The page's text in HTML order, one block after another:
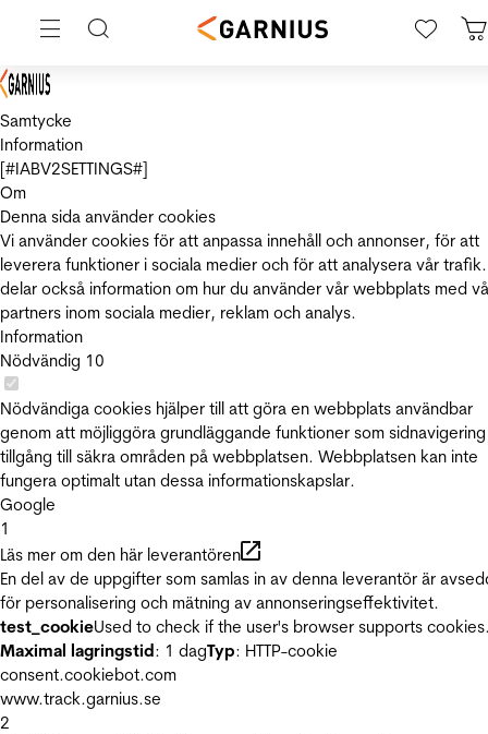
Samtycke
Information
[#IABV2SETTINGS#]
Om
Denna sida använder cookies
Vi använder cookies för att anpassa innehåll och annonser, för att
leverera funktioner i sociala medier och för att analysera vår
delar också information om hur du använder vår webbplats med
partners inom sociala medier, reklam och analys.
Information
Nödvändig 10
Nödvändiga cookies hjälper till att göra en webbplats användbar
genom att möjliggöra grundläggande funktioner som
tillgång till säkra områden på webbplatsen. Webbplatsen kan inte
fungera optimalt utan dessa informationskapslar.
Google
1
Läs mer om den här leverantören
En del av de uppgifter som samlas in av denna leverantör är
för personalisering och mätning av annonseringseffektivitet.
test_cookieUsed to check if the user's browser supports
Maximal lagringstid: 1 dagTyp: HTTP-cookie
consent.cookiebot.com
www.track.garnius.se
2